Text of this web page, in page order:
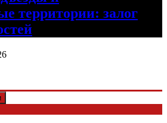
территории: залог